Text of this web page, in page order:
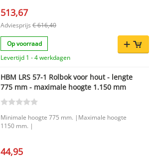
513,67
Adviesprijs € 616,40
Op voorraad
Levertijd 1 - 4 werkdagen
HBM LRS 57-1 Rolbok voor hout - lengte
775 mm - maximale hoogte 1.150 mm
Minimale hoogte 775 mm. |Maximale hoogte
1150 mm. |
44,95